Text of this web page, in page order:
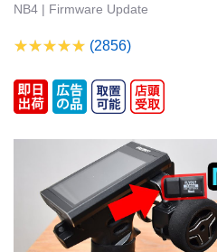
NB4 | Firmware Update
(2856)